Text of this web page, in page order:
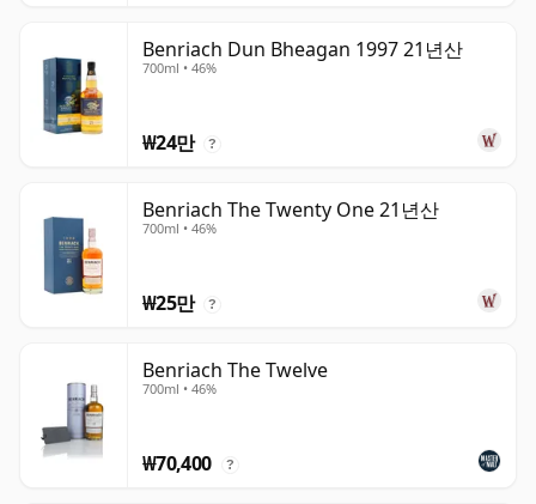
Benriach Dun Bheagan 1997 21년산
700ml • 46%
₩24만 ?
Benriach The Twenty One 21년산
700ml • 46%
₩25만 ?
Benriach The Twelve
700ml • 46%
₩70,400 ?